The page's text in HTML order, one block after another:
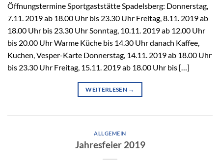
Öffnungstermine Sportgaststätte Spadelsberg: Donnerstag,
7.11. 2019 ab 18.00 Uhr bis 23.30 Uhr Freitag, 8.11. 2019 ab
18.00 Uhr bis 23.30 Uhr Sonntag, 10.11. 2019 ab 12.00 Uhr
bis 20.00 Uhr Warme Küche bis 14.30 Uhr danach Kaffee,
Kuchen, Vesper-Karte Donnerstag, 14.11. 2019 ab 18.00 Uhr
bis 23.30 Uhr Freitag, 15.11. 2019 ab 18.00 Uhr bis […]
WEITERLESEN →
ALLGEMEIN
Jahresfeier 2019